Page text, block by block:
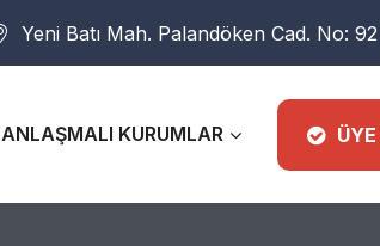
Yeni Batı Mah. Palandöken Cad. No:
ANLAŞMALI KURUMLAR